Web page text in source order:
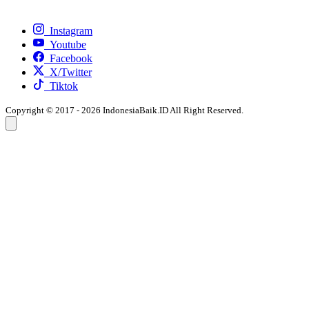
Instagram
Youtube
Facebook
X/Twitter
Tiktok
Copyright © 2017 - 2026 IndonesiaBaik.ID All Right Reserved.